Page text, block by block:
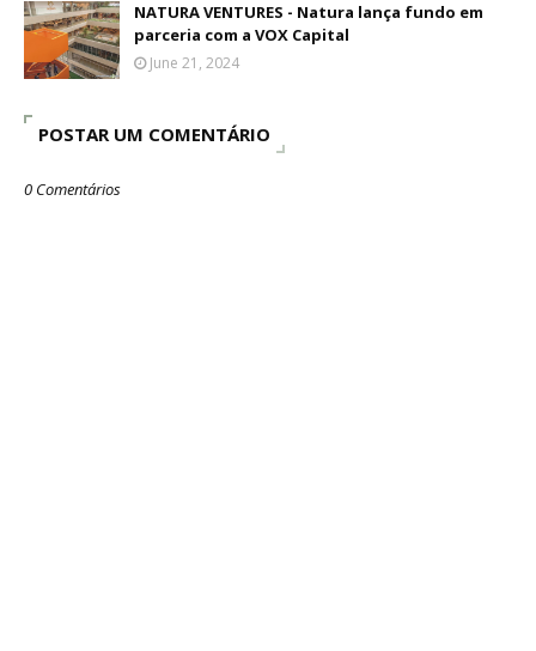
NATURA VENTURES - Natura lança fundo em
parceria com a VOX Capital
June 21, 2024
POSTAR UM COMENTÁRIO
0 Comentários